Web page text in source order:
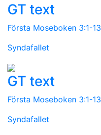
GT text
Första Moseboken 3:1-13
Syndafallet
GT text
Första Moseboken 3:1-13
Syndafallet